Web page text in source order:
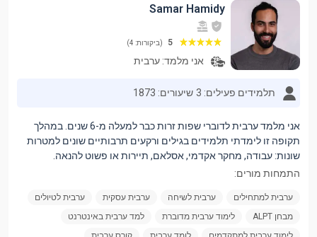
Samar Hamidy
5 (ביקורות: 4)
אני מלמד: ערבית
תלמידים פעילים: 3 שיעורים: 1873
אני מלמד ערבית לדוברי שפות זרות כבר למעלה מ-6 שנים. במהלך
תקופה זו לימדתי תלמידים בגילים ורקעים תרבותיים שונים למטרות
שונות: עבודה, מחקר אקדמי, אסלאם, תיירות או פשוט להנאה.
התמחות מורים:
ערבית למתחילים ערבית לשיחה ערבית עסקית
ערבית לטיולים
מבחן ALPT
לימוד ערבית מדוברת
למד ערבית באינטרנט